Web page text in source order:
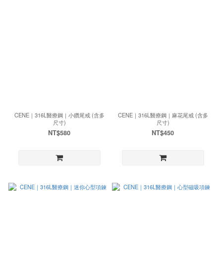
CENE｜316L醫療鋼｜小鑽尾戒 (含多
尺寸)
NT$580
CENE｜316L醫療鋼｜麻花尾戒 (含多
尺寸)
NT$450